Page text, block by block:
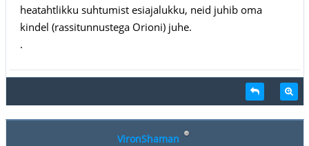
heatahtlikku suhtumist esiajalukku, neid juhib oma
kindel (rassitunnustega Orioni) juhe.
.
VironShaman